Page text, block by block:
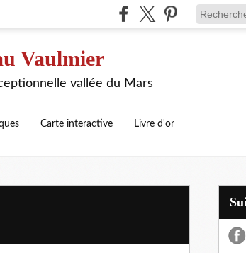
Vaulmier
vallée du Mars
Carte interactive Livre d'or